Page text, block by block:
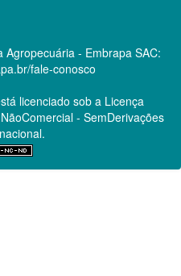
Agropecuária - Embrapa SAC:
fale-conosco
licenciado sob a Licença
- SemDerivações